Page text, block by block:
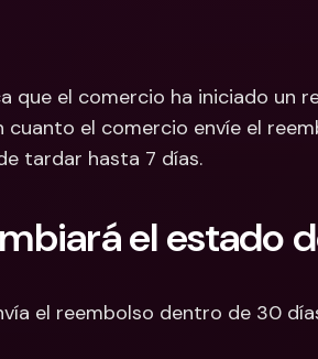
que el comercio ha iniciado un
cuanto el comercio envíe el
tardar hasta 7 días.
el estado
el reembolso dentro de 30